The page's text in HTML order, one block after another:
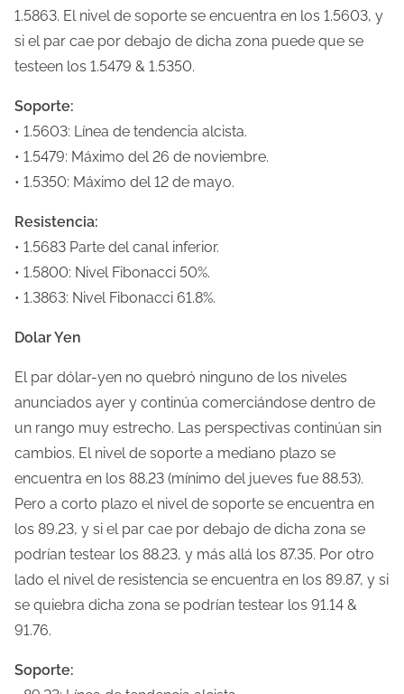
1.5863. El nivel de soporte se encuentra en los 1.5603, y
si el par cae por debajo de dicha zona puede que se
testeen los 1.5479 & 1.5350.
Soporte:
• 1.5603: Línea de tendencia alcista.
• 1.5479: Máximo del 26 de noviembre.
• 1.5350: Máximo del 12 de mayo.
Resistencia:
• 1.5683 Parte del canal inferior.
• 1.5800: Nivel Fibonacci 50%.
• 1.3863: Nivel Fibonacci 61.8%.
Dolar Yen
El par dólar-yen no quebró ninguno de los niveles
anunciados ayer y continúa comerciándose dentro de
un rango muy estrecho. Las perspectivas continúan sin
cambios. El nivel de soporte a mediano plazo se
encuentra en los 88.23 (mínimo del jueves fue 88.53).
Pero a corto plazo el nivel de soporte se encuentra en
los 89.23, y si el par cae por debajo de dicha zona se
podrían testear los 88.23, y más allá los 87.35. Por otro
lado el nivel de resistencia se encuentra en los 89.87, y si
se quiebra dicha zona se podrían testear los 91.14 &
91.76.
Soporte: